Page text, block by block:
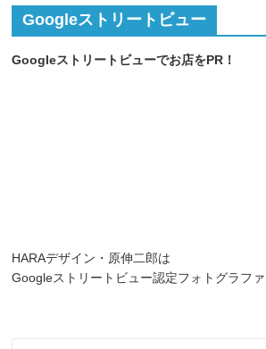
Googleストリートビュー
Googleストリートビューでお店をPR！
HARAデザイン・原伸二郎は
Googleストリートビュー認定フォトグラファ